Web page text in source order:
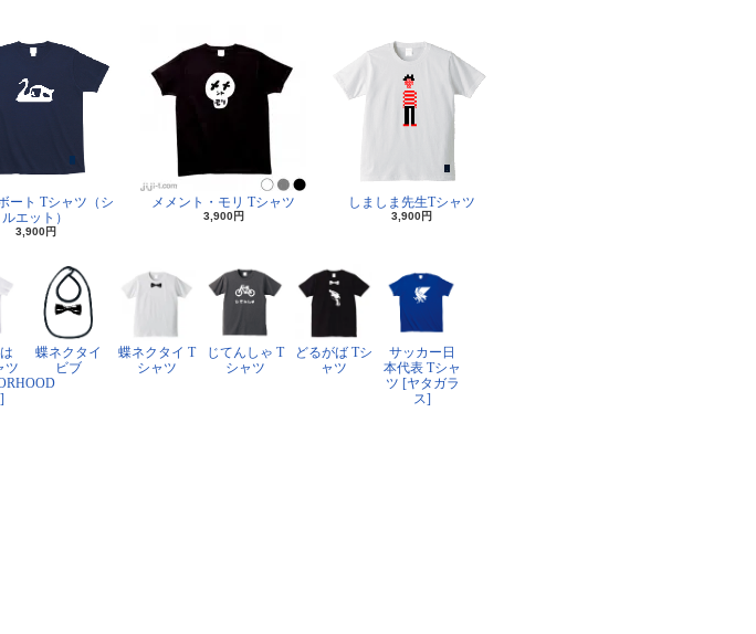
ート Tシャツ（シ
ルエット）
3,900円
メメント・モリ Tシャツ
3,900円
しましま先生Tシャツ
3,900円
ツ
蝶ネクタイ
ビブ
蝶ネクタイ T
シャツ
じてんしゃ T
シャツ
どるがば Tシ
ャツ
サッカー日
本代表 Tシャ
ツ [ヤタガラ
ス]